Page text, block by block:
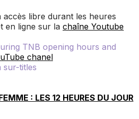
libre durant les heures
en ligne sur la chaîne Youtube
TNB opening hours and
chanel
sur-titles
: LES 12 HEURES DU JOUR